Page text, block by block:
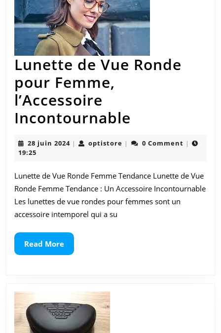
Lunette de Vue Ronde
pour Femme,
l’Accessoire
Incontournable
Vue
Ronde
pour
Femme,
28 juin 202428| optistore optistore
| 0 Comment |
19:25
Lunette de Vue Ronde Femme Tendance Lunette de Vue
Ronde Femme Tendance : Un Accessoire Incontournable
Les lunettes de vue rondes pour femmes sont un
accessoire intemporel qui a su
Read MoreRead
More